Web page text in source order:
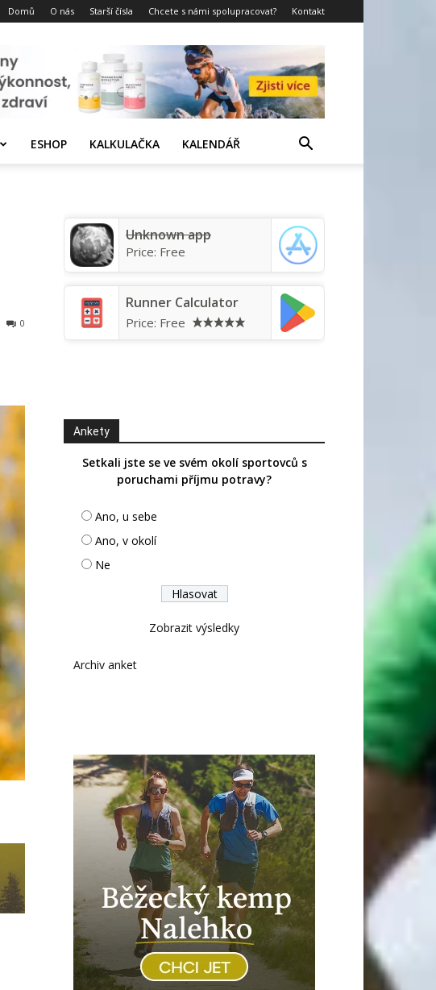
Domů O nás Starší čísla Chcete s námi spolupracovat? Kontakt
ESHOP KALKULAČKA KALENDÁŘ
0
Unknown app
Price: Free
Runner Calculator
Price: Free
Ankety
Setkali jste se ve svém okolí sportovců s
poruchami příjmu potravy?
Ano, u sebe
Ano, v okolí
Ne
Zobrazit výsledky
Archiv anket